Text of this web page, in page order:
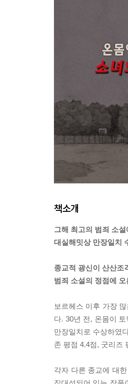
책소개
그해 최고의 범죄 소
대실해밋상 만장일치
종교적 광신이 산산조
범죄 소설의 정점에
보르헤스 이후 가장
다. 30년 전, 온몸이
만장일치로 수상하였
존 평점 4.4점, 굿리즈
각자 다른 종교에 대